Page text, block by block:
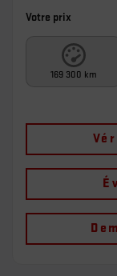
Votre prix
169 300 km